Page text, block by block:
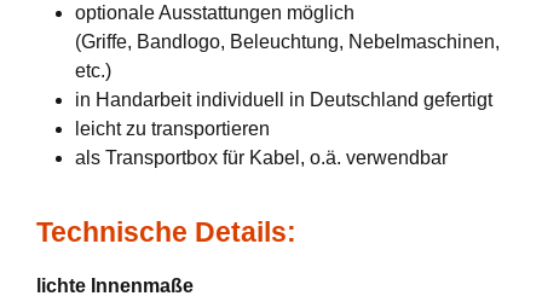
optionale Ausstattungen möglich
(Griffe, Bandlogo, Beleuchtung, Nebelmaschinen,
etc.)
in Handarbeit individuell in Deutschland gefertigt
leicht zu transportieren
als Transportbox für Kabel, o.ä. verwendbar
Technische Details:
lichte Innenmaße